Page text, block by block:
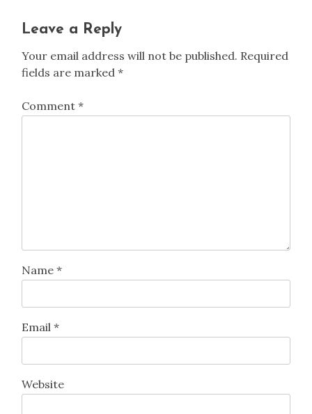
Leave a Reply
Your email address will not be published. Required
fields are marked *
Comment *
Name *
Email *
Website